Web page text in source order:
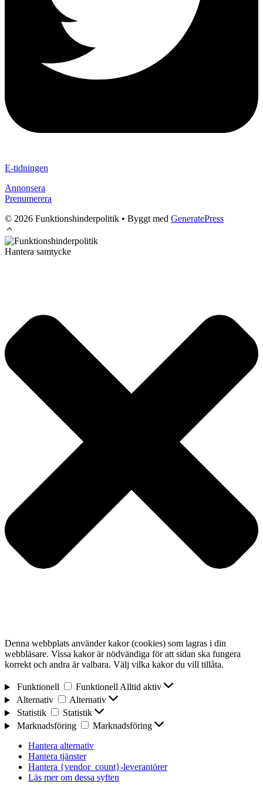
E-tidningen
Annonsera
Prenumerera
© 2026 Funktionshinderpolitik • Byggt med GeneratePress
Hantera samtycke
Denna webbplats använder kakor (cookies) som lagras i din
webbläsare. Vissa kakor är nödvändiga för att sidan ska fungera
korrekt och andra är valbara. Välj vilka kakor du vill tillåta.
Funktionell FunktionellAlltid aktiv
Alternativ
Alternativ
Statistik
Statistik
Marknadsföring
Marknadsföring
Hantera alternativ
Hantera tjänster
Hantera {vendor_count}-leverantörer
Läs mer om dessa syften